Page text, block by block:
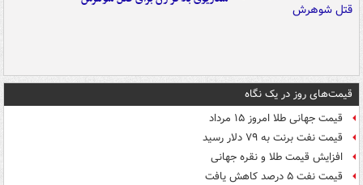
قیمت‌های روز در یک نگاه
قیمت جهانی طلا امروز ۱۵ مرداد
قیمت نفت برنت به ۷۹ دلار رسید
افزایش قیمت طلا و نقره جهانی
قیمت نفت ۵ درصد کاهش یافت